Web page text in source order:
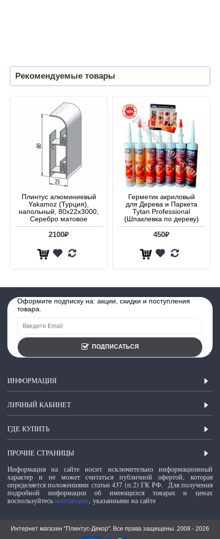
Рекомендуемые товары
Плинтус алюминиевый
Yakamoz (Турция),
напольный, 80x22x3000,
Серебро матовое
2100₽
Герметик акриловый
для Дерева и Паркета
Tytan Professional
(Шпаклевка по дереву)
450₽
Оформите подписку на: акции, скидки и поступления
товара.
ПОДПИСАТЬСЯ
ИНФОРМАЦИЯ
ЛИЧНЫЙ КАБИНЕТ
ГДЕ КУПИТЬ
ПРОЧИЕ СТРАНИЦЫ
Информация на сайте носит исключительно информационный
характер и не может считаться публичной офертой, которая
определяется положениями статьи 437 (п.2) ГК РФ. Для получения
подробной информации об имеющихся товарах и ценах
воспользуйтесь контактами, указанными на сайте
Интернет магазин "Плинтус-Декор". Все права защищены. 2008 - 2026